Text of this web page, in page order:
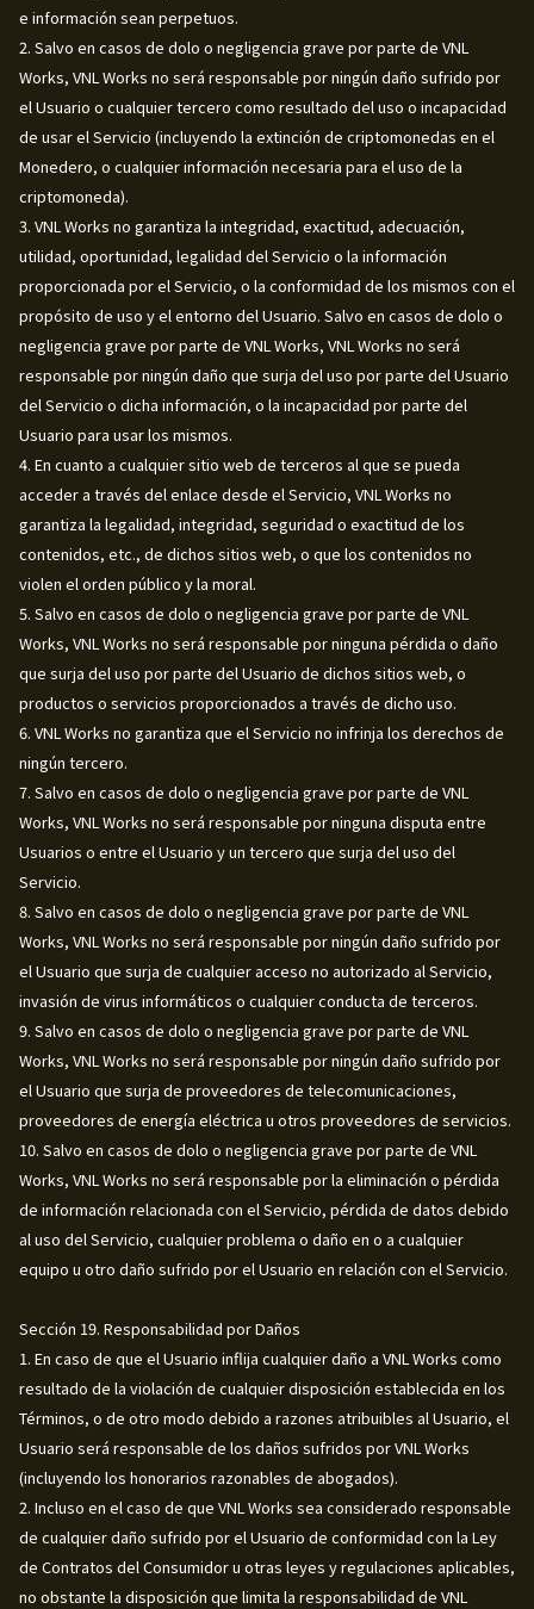
e información sean perpetuos.
2. Salvo en casos de dolo o negligencia grave por parte de VNL
Works, VNL Works no será responsable por ningún daño sufrido por
el Usuario o cualquier tercero como resultado del uso o incapacidad
de usar el Servicio (incluyendo la extinción de criptomonedas en el
Monedero, o cualquier información necesaria para el uso de la
criptomoneda).
3. VNL Works no garantiza la integridad, exactitud, adecuación,
utilidad, oportunidad, legalidad del Servicio o la información
proporcionada por el Servicio, o la conformidad de los mismos con el
propósito de uso y el entorno del Usuario. Salvo en casos de dolo o
negligencia grave por parte de VNL Works, VNL Works no será
responsable por ningún daño que surja del uso por parte del Usuario
del Servicio o dicha información, o la incapacidad por parte del
Usuario para usar los mismos.
4. En cuanto a cualquier sitio web de terceros al que se pueda
acceder a través del enlace desde el Servicio, VNL Works no
garantiza la legalidad, integridad, seguridad o exactitud de los
contenidos, etc., de dichos sitios web, o que los contenidos no
violen el orden público y la moral.
5. Salvo en casos de dolo o negligencia grave por parte de VNL
Works, VNL Works no será responsable por ninguna pérdida o daño
que surja del uso por parte del Usuario de dichos sitios web, o
productos o servicios proporcionados a través de dicho uso.
6. VNL Works no garantiza que el Servicio no infrinja los derechos de
ningún tercero.
7. Salvo en casos de dolo o negligencia grave por parte de VNL
Works, VNL Works no será responsable por ninguna disputa entre
Usuarios o entre el Usuario y un tercero que surja del uso del
Servicio.
8. Salvo en casos de dolo o negligencia grave por parte de VNL
Works, VNL Works no será responsable por ningún daño sufrido por
el Usuario que surja de cualquier acceso no autorizado al Servicio,
invasión de virus informáticos o cualquier conducta de terceros.
9. Salvo en casos de dolo o negligencia grave por parte de VNL
Works, VNL Works no será responsable por ningún daño sufrido por
el Usuario que surja de proveedores de telecomunicaciones,
proveedores de energía eléctrica u otros proveedores de servicios.
10. Salvo en casos de dolo o negligencia grave por parte de VNL
Works, VNL Works no será responsable por la eliminación o pérdida
de información relacionada con el Servicio, pérdida de datos debido
al uso del Servicio, cualquier problema o daño en o a cualquier
equipo u otro daño sufrido por el Usuario en relación con el Servicio.
Sección 19. Responsabilidad por Daños
1. En caso de que el Usuario inflija cualquier daño a VNL Works como
resultado de la violación de cualquier disposición establecida en los
Términos, o de otro modo debido a razones atribuibles al Usuario, el
Usuario será responsable de los daños sufridos por VNL Works
(incluyendo los honorarios razonables de abogados).
2. Incluso en el caso de que VNL Works sea considerado responsable
de cualquier daño sufrido por el Usuario de conformidad con la Ley
de Contratos del Consumidor u otras leyes y regulaciones aplicables,
no obstante la disposición que limita la responsabilidad de VNL